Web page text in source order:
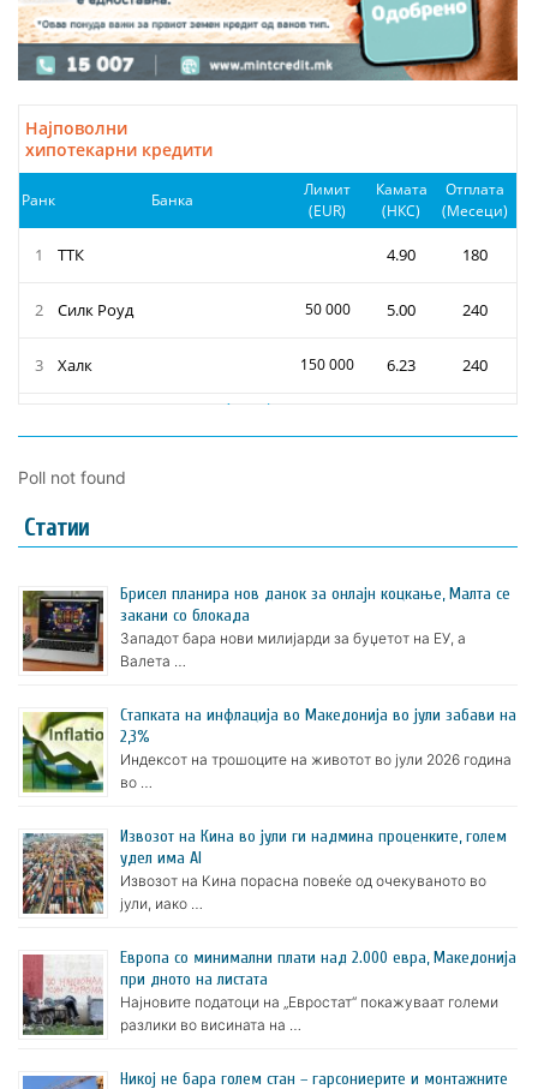
Poll not found
Статии
Брисел планира нов данок за онлајн коцкање, Малта се
закани со блокада
Западот бара нови милијарди за буџетот на ЕУ, а
Валета …
Стапката на инфлација во Македонија во јули забави на
2,3%
Индексот на трошоците на животот во јули 2026 година
во …
Извозот на Кина во јули ги надмина проценките, голем
удел има AI
Извозот на Кина порасна повеќе од очекуваното во
јули, иако …
Европа со минимални плати над 2.000 евра, Македонија
при дното на листата
Најновите податоци на „Евростат“ покажуваат големи
разлики во висината на …
Никој не бара голем стан – гарсониерите и монтажните